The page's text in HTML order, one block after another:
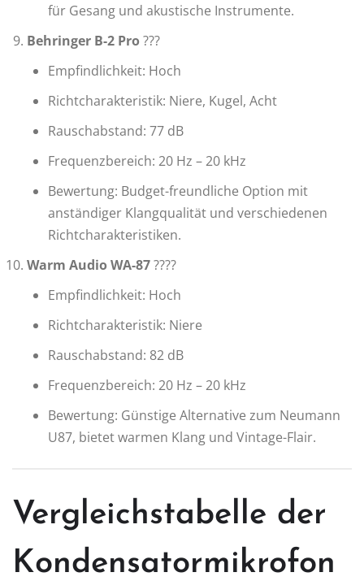
für Gesang und akustische Instrumente.
Behringer B-2 Pro ???
Empfindlichkeit: Hoch
Richtcharakteristik: Niere, Kugel, Acht
Rauschabstand: 77 dB
Frequenzbereich: 20 Hz – 20 kHz
Bewertung: Budget-freundliche Option mit
anständiger Klangqualität und verschiedenen
Richtcharakteristiken.
Warm Audio WA-87????
Empfindlichkeit: Hoch
Richtcharakteristik: Niere
Rauschabstand: 82 dB
Frequenzbereich: 20 Hz – 20 kHz
Bewertung: Günstige Alternative zum Neumann
U87, bietet warmen Klang und Vintage-Flair.
Vergleichstabelle der
Kondensatormikrofon